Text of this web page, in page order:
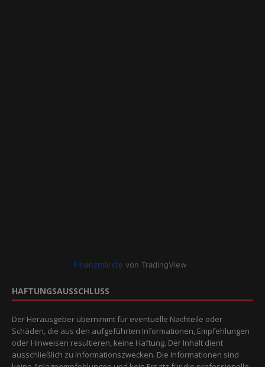
Finanzmärkte von TradingView
HAFTUNGSAUSSCHLUSS
Der Herausgeber übernimmt für eventuelle Nachteile oder
Schäden, die aus den aufgeführten Informationen, Empfehlungen
oder Hinweisen resultieren, keine Haftung. Der Inhalt dient
ausschließlich zu Informationszwecken. Die Informationen sind